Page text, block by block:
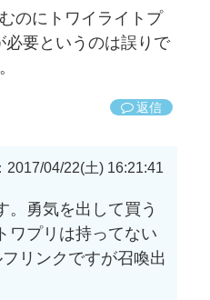
のにトワイライトプ
必要というのは誤りで
返信
2017/04/22(土) 16:21:41
。勇気を出して買う
ワプリは持ってない
リンクですが召喚出